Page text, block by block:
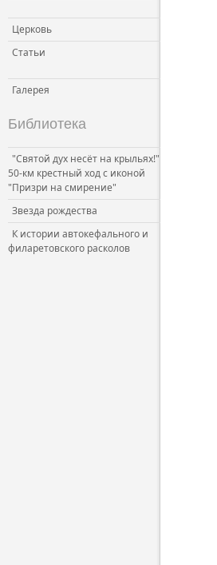
Церковь
Статьи
Галерея
Библиотека
"Святой дух несёт на крыльях!"
50-км крестный ход с иконой
"Призри на смирение"
Звезда рождества
К истории автокефального и
филаретовского расколов